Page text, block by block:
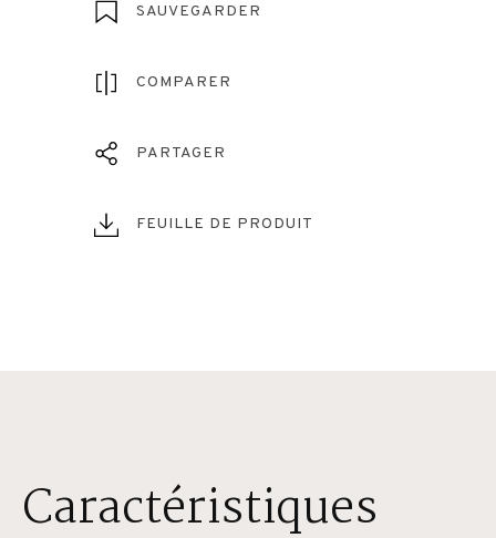
SAUVEGARDER
COMPARER
PARTAGER
FEUILLE DE PRODUIT
Caractéristiques